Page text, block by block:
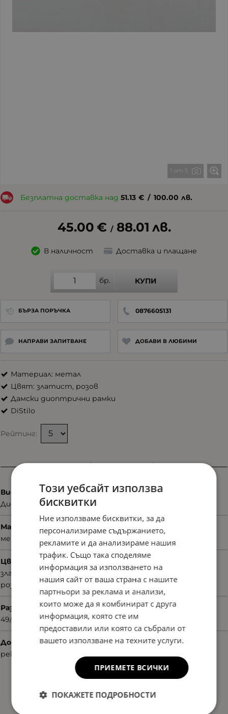
1 от 5
Безплатна доставка над 51.13 € / 100.00 лв.
45.00 € / 88.01 лв.
В наличност Доставка и плащане
бр. КУПИ
БЪРЗА ПОРЪЧКА 0876605131
НАПРАВИ ЗАПИТВАНЕ ДОБАВИ В ЛЮБИМИ
Материал: метал
Цвят: златист, розов
Дамски диоптрични рамки
DiStilo
Рейтинг:
Характеристики
Вид
Диоптрични
Материал
метал
Цвят
златист
розов
Размер
49/20/140
Допълнителни аксесоари
рекламни материали
Този уебсайт използва
бисквитки
Ние използваме бисквитки, за да
персонализираме съдържанието,
рекламите и да анализираме нашия
трафик. Също така споделяме
информация за използването на
нашия сайт от ваша страна с нашите
партньори за реклама и анализи,
които може да я комбинират с друга
информация, която сте им
предоставили или която са събрали от
вашето използване на техните услуги.
ПРИЕМЕТЕ ВСИЧКИ
ПОКАЖЕТЕ ПОДРОБНОСТИ